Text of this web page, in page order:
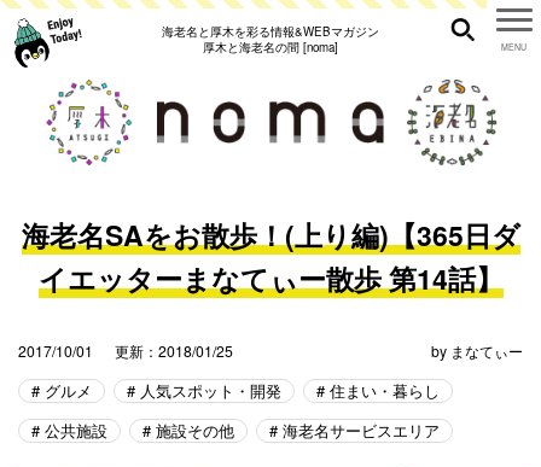
海老名と厚木を彩る情報&WEBマガジン
厚木と海老名の間 [noma]
海老名SAをお散歩！(上り編)【365日ダ
イエッターまなてぃー散歩 第14話】
2017/10/01 更新：2018/01/25 by まなてぃー
グルメ 人気スポット・開発
住まい・暮らし
公共施設
施設その他 海老名サービスエリア